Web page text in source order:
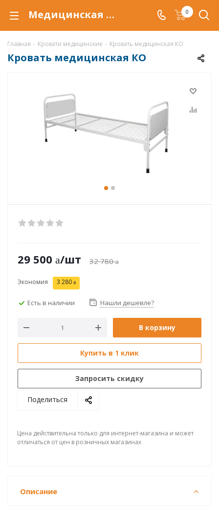
Медицинская кровать КО для ухода и перемещения больных в медицинских учреждениях. 0
Главная - Кровати медицинские - Кровать медицинская КО
Кровать медицинская КО
29 500 /шт 32 780
Экономия 3 280
Есть в наличии Нашли дешевле?
В корзину
Купить в 1 клик
Запросить скидку
Поделиться
Цена действительна только для интернет-магазина и может
отличаться от цен в розничных магазинах
Описание